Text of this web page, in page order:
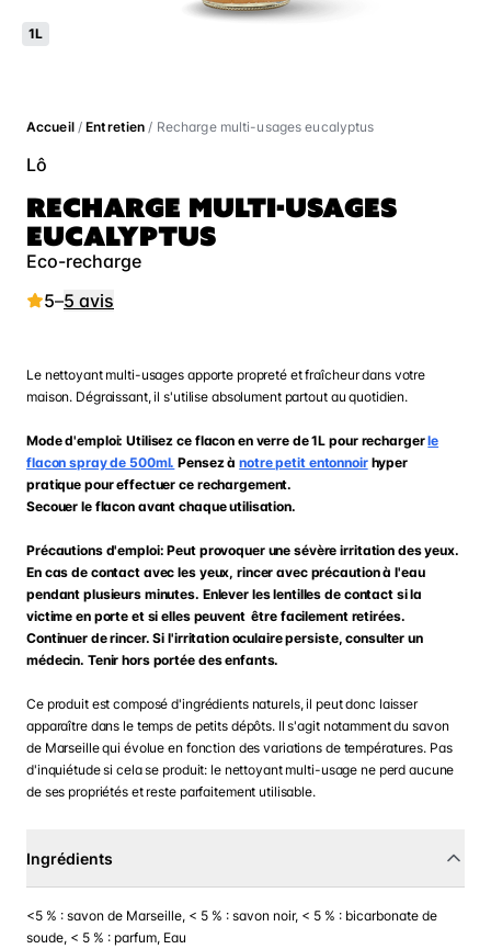
1L
Accueil/Entretien / Recharge multi-usages eucalyptus
Lô
RECHARGE MULTI-USAGES
EUCALYPTUS
Eco-recharge
5–5 avis
Le nettoyant multi-usages apporte propreté et fraîcheur dans votre
maison. Dégraissant, il s'utilise absolument partout au quotidien.
Mode d'emploi: Utilisez ce flacon en verre de 1L pour rechargerle
flacon spray de 500ml. Pensez ànotre petit entonnoirhyper
pratique pour effectuer ce rechargement.
Secouer le flacon avant chaque utilisation.
Précautions d'emploi: Peut provoquer une sévère irritation des yeux.
En cas de contact avec les yeux, rincer avec précaution à l'eau
pendant plusieurs minutes. Enlever les lentilles de contact si la
victime en porte et si elles peuvent être facilement retirées.
Continuer de rincer. Si l'irritation oculaire persiste, consulter un
médecin. Tenir hors portée des enfants.
Ce produit est composé d'ingrédients naturels, il peut donc laisser
apparaître dans le temps de petits dépôts. Il s'agit notamment du savon
de Marseille qui évolue en fonction des variations de températures. Pas
d'inquiétude si cela se produit: le nettoyant multi-usage ne perd aucune
de ses propriétés et reste parfaitement utilisable.
Ingrédients
<5 % : savon de Marseille, < 5 % : savon noir, < 5 % : bicarbonate de
soude, < 5 % : parfum, Eau